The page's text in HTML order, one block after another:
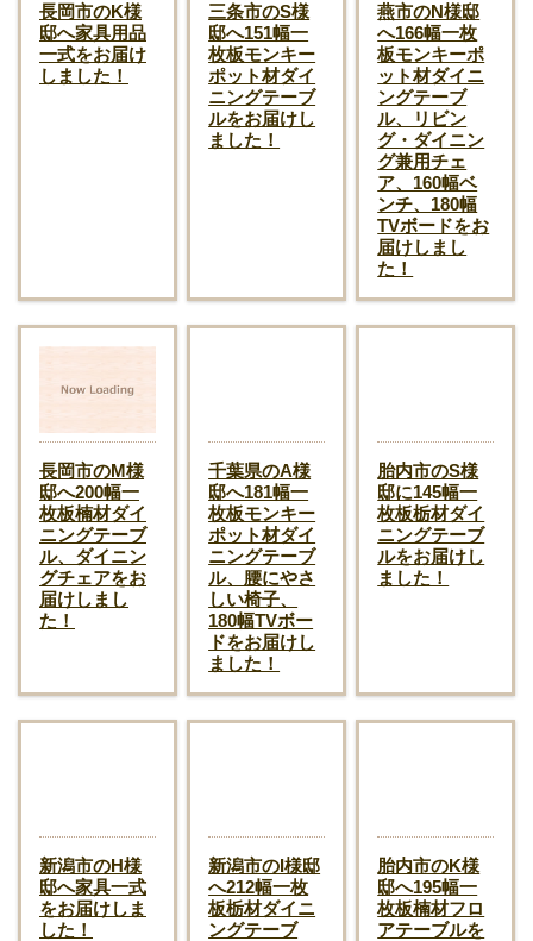
長岡市のK様
邸へ家具用品
一式をお届け
しました！
三条市のS様
邸へ151幅一
枚板モンキー
ポット材ダイ
ニングテーブ
ルをお届けし
ました！
燕市のN様邸
へ166幅一枚
板モンキーポ
ット材ダイニ
ングテーブ
ル、リビン
グ・ダイニン
グ兼用チェ
ア、160幅ベ
ンチ、180幅
TVボードをお
届けしまし
た！
長岡市のM様
邸へ200幅一
枚板楠材ダイ
ニングテーブ
ル、ダイニン
グチェアをお
届けしまし
た！
千葉県のA様
邸へ181幅一
枚板モンキー
ポット材ダイ
ニングテーブ
ル、腰にやさ
しい椅子、
180幅TVボー
ドをお届けし
ました！
胎内市のS様
邸に145幅一
枚板栃材ダイ
ニングテーブ
ルをお届けし
ました！
新潟市のH様
邸へ家具一式
をお届けしま
した！
新潟市のI様邸
へ212幅一枚
板栃材ダイニ
ングテーブ
胎内市のK様
邸へ195幅一
枚板楠材フロ
アテーブルを